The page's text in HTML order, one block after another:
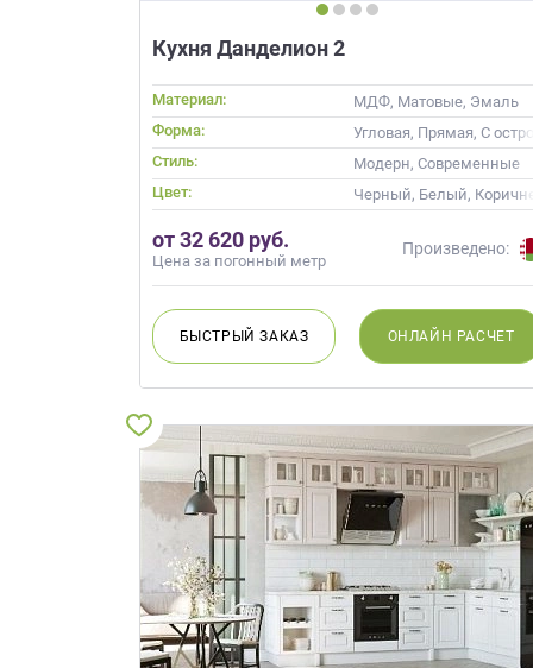
Кухня Данделион 2
Материал:
МДФ, Матовые, Эмаль
Форма:
Угловая, Прямая, С
Стиль:
Модерн, Современные
Цвет:
Черный, Белый,
от 32 620 руб.
Цена за погонный метр
Произведено:
БЫСТРЫЙЗАКАЗ ОНЛАЙН РАСЧЕТ